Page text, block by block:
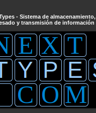
- Sistema de almacenamiento,
y transmisión de información